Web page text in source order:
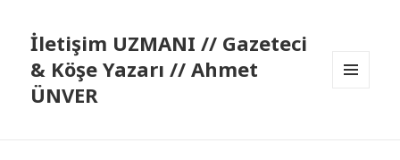
İletişim UZMANI // Gazeteci
& Köşe Yazarı // Ahmet
ÜNVER